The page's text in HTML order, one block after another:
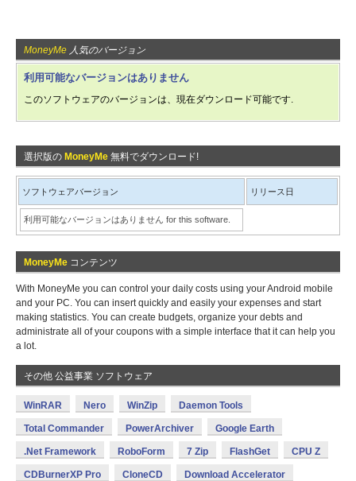
MoneyMe 人気のバージョン
利用可能なバージョンはありません
このソフトウェアのバージョンは、現在ダウンロード可能です.
選択版の MoneyMe 無料でダウンロード!
ソフトウェアバージョン リリース日
利用可能なバージョンはありません for this software.
MoneyMe コンテンツ
With MoneyMe you can control your daily costs using your Android mobile
and your PC. You can insert quickly and easily your expenses and start
making statistics. You can create budgets, organize your debts and
administrate all of your coupons with a simple interface that it can help you
a lot.
その他 公益事業 ソフトウェア
WinRAR Nero WinZip Daemon Tools
Total Commander PowerArchiver Google Earth
.Net Framework RoboForm 7 Zip FlashGet CPU Z
CDBurnerXP Pro CloneCD Download Accelerator